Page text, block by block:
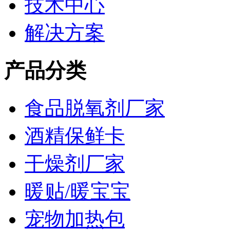
技术中心
解决方案
产品分类
食品脱氧剂厂家
酒精保鲜卡
干燥剂厂家
暖贴/暖宝宝
宠物加热包